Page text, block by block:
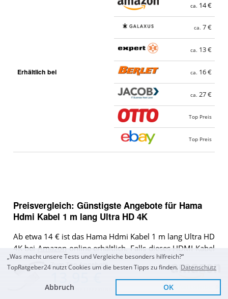
Zum Top Angebot
KOSTENLOSE LIEFERUNG Sofort Lieferbar
Erhältlich bei
ca. 14 €
ca. 7 €
ca. 13 €
ca. 16 €
ca. 27 €
Top Preis
Top Preis
Preisvergleich: Günstigste Angebote für Hama
Hdmi Kabel 1 m lang Ultra HD 4K
Ab etwa 14 € ist das Hama Hdmi Kabel 1 m lang Ultra HD
4K bei Amazon online erhältlich. Falls dieses HDMI Kabel
(1 Meter) dort gerade nicht erhältlich ist, gibt es natürlich
viele weitere Alternativen. Das Hama Hdmi Kabel 1 m
lang Ultra HD 4K kann derzeitig in unserem
Preisvergleich bei 7 Verkäufer bestellt werden.
„Was macht unsere Tests und Vergleiche besonders hilfreich?“
TopRatgeber24 nutzt Cookies um die besten Tipps zu finden. Datenschutz
Abbruch OK